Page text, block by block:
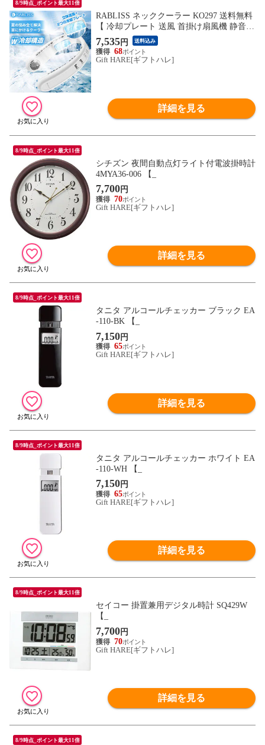
8/9時点_ポイント最大11倍
RABLISS ネッククーラー KO297 送料無料
【 冷却プレート 送風 首掛け扇風機 静音 U
SB充電式 首掛けクーラー ハンズフリー ポ
ータブルファン 熱中症対策 _
7,535円 送料込み
68
Gift HARE[ギフトハレ]
詳細を見る
8/9時点_ポイント最大11倍
シチズン 夜間自動点灯ライト付電波掛時計
4MYA36-006 【_
7,700円
70
Gift HARE[ギフトハレ]
詳細を見る
8/9時点_ポイント最大11倍
タニタ アルコールチェッカー ブラック EA
-110-BK 【_
7,150円
65
Gift HARE[ギフトハレ]
詳細を見る
8/9時点_ポイント最大11倍
タニタ アルコールチェッカー ホワイト EA
-110-WH 【_
7,150円
65
Gift HARE[ギフトハレ]
詳細を見る
8/9時点_ポイント最大11倍
セイコー 掛置兼用デジタル時計 SQ429W
【_
7,700円
70
Gift HARE[ギフトハレ]
詳細を見る
8/9時点_ポイント最大11倍